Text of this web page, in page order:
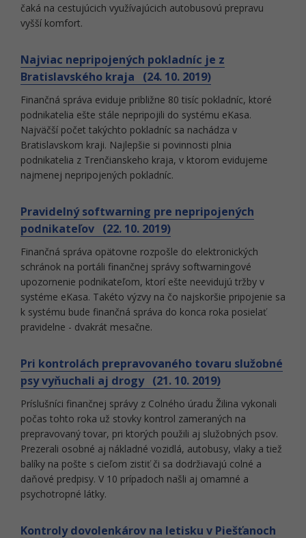
čaká na cestujúcich využívajúcich autobusovú prepravu
vyšší komfort.
Najviac nepripojených pokladníc je z
Bratislavského kraja (24. 10. 2019)
Finančná správa eviduje približne 80 tisíc pokladníc, ktoré
podnikatelia ešte stále nepripojili do systému eKasa.
Najväčší počet takýchto pokladníc sa nachádza v
Bratislavskom kraji. Najlepšie si povinnosti plnia
podnikatelia z Trenčianskeho kraja, v ktorom evidujeme
najmenej nepripojených pokladníc.
Pravidelný softwarning pre nepripojených
podnikateľov (22. 10. 2019)
Finančná správa opätovne rozpošle do elektronických
schránok na portáli finančnej správy softwarningové
upozornenie podnikateľom, ktorí ešte neevidujú tržby v
systéme eKasa. Takéto výzvy na čo najskoršie pripojenie sa
k systému bude finančná správa do konca roka posielať
pravidelne - dvakrát mesačne.
Pri kontrolách prepravovaného tovaru služobné
psy vyňuchali aj drogy (21. 10. 2019)
Príslušníci finančnej správy z Colného úradu Žilina vykonali
počas tohto roka už stovky kontrol zameraných na
prepravovaný tovar, pri ktorých použili aj služobných psov.
Prezerali osobné aj nákladné vozidlá, autobusy, vlaky a tiež
balíky na pošte s cieľom zistiť či sa dodržiavajú colné a
daňové predpisy. V 10 prípadoch našli aj omamné a
psychotropné látky.
Kontroly dovolenkárov na letisku v Piešťanoch